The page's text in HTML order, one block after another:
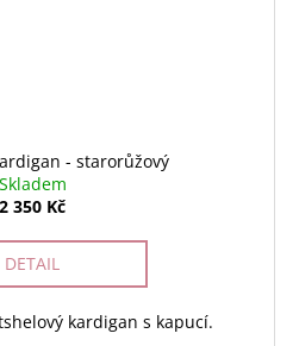
- starorůžový
Skladem
2 350 Kč
DETAIL
kardigan s kapucí.